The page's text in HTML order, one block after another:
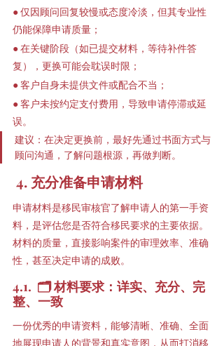
● 仅因顾问回复较慢或态度冷淡，但其专业性
仍能保障申请质量；
● 在关键阶段（如已提交材料，等待补件答
复），更换可能会耽误时限；
● 客户自身未提供文件或配合不当；
● 客户未按约定支付费用，导致申请停滞或延
误。
建议：在决定更换前，最好先通过书面方式与
顾问沟通，了解问题根源，再做判断。
4. 充分准备申请材料
申请材料是移民审核官了解申请人的第一手资
料，是评估您是否符合移民要求的主要依据。
材料的质量，直接影响案件的审理效率、准确
性，甚至决定申请的成败。
4.1.  🗂 材料要求：详实、充分、完
整、一致
一份优秀的申请资料，能够清晰、准确、全面
地展现申请人的背景和真实意图，从而打消移